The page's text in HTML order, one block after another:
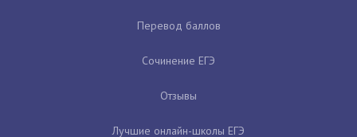
Перевод баллов
Сочинение ЕГЭ
Отзывы
Лучшие онлайн-школы ЕГЭ